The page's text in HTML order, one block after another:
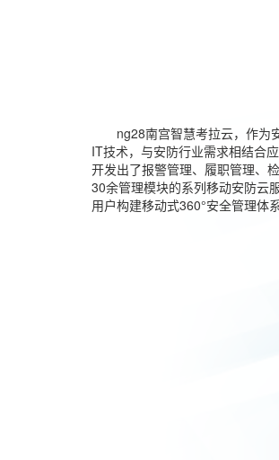
ng28南宫智慧考拉云，作为
IT技术，与安防行业需求相结合
开发出了报警管理、履职管理、
30余管理模块的系列移动安防云
用户构建移动式360°安全管理体系